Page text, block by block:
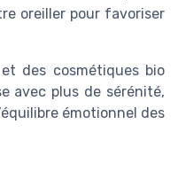
oreiller pour favoriser
des cosmétiques bio
avec plus de sérénité,
émotionnel des